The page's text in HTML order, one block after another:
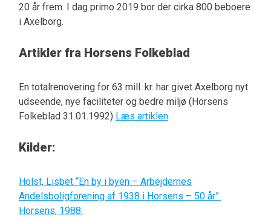
20 år frem. I dag primo 2019 bor der cirka 800 beboere
i Axelborg.
Artikler fra Horsens Folkeblad
En totalrenovering for 63 mill. kr. har givet Axelborg nyt
udseende, nye faciliteter og bedre miljø (Horsens
Folkeblad 31.01.1992) Læs artiklen
Kilder:
Holst, Lisbet “En by i byen – Arbejdernes
Andelsboligforening af 1938 i Horsens – 50 år”.
Horsens, 1988.